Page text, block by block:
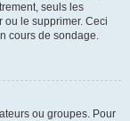
seuls les
ou le supprimer. Ceci
cours de sondage.
ou groupes. Pour